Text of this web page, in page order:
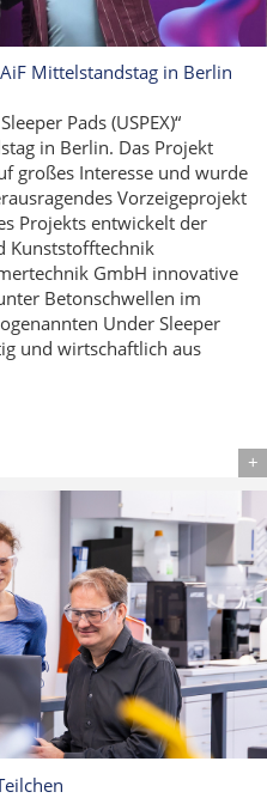
Mittelstandstag in Berlin
Pads (USPEX)“
in Berlin. Das Projekt
großes Interesse und wurde
Vorzeigeprojekt
Projekts entwickelt der
Kunststofftechnik
GmbH innovative
Betonschwellen im
Under Sleeper
und wirtschaftlich aus